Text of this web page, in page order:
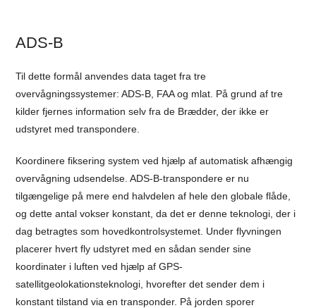
ADS-B
Til dette formål anvendes data taget fra tre
overvågningssystemer: ADS-B, FAA og mlat. På grund af tre
kilder fjernes information selv fra de Brædder, der ikke er
udstyret med transpondere.
Koordinere fiksering system ved hjælp af automatisk afhængig
overvågning udsendelse. ADS-B-transpondere er nu
tilgængelige på mere end halvdelen af hele den globale flåde,
og dette antal vokser konstant, da det er denne teknologi, der i
dag betragtes som hovedkontrolsystemet. Under flyvningen
placerer hvert fly udstyret med en sådan sender sine
koordinater i luften ved hjælp af GPS-
satellitgeolokationsteknologi, hvorefter det sender dem i
konstant tilstand via en transponder. På jorden sporer